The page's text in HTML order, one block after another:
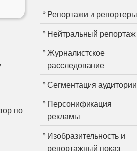
по
Репортажи и репортеры
Нейтральный репортаж
Журналистское
расследование
Сегментация аудитории
Персонификация
рекламы
Изобразительность и
репортажный показ